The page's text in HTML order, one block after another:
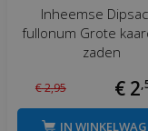
Inheemse
fullonum Grote
zaden
€2,95 € 2,
IN